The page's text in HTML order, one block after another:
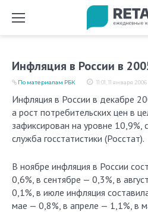
Инфляция в России в
11:01, 11 января 2006
По материалам РБК
Инфляция в России в декабре 2005 года составила 0,8%,
а рост потребительских цен в
зафиксирован на уровне
служба госстатистики (Росстат).
В ноябре инфляция в России
0,6%, в сентябре — 0,3%, в
0,1%, в июле инфляция
мае — 0,8%, в апреле — 1,1%, в